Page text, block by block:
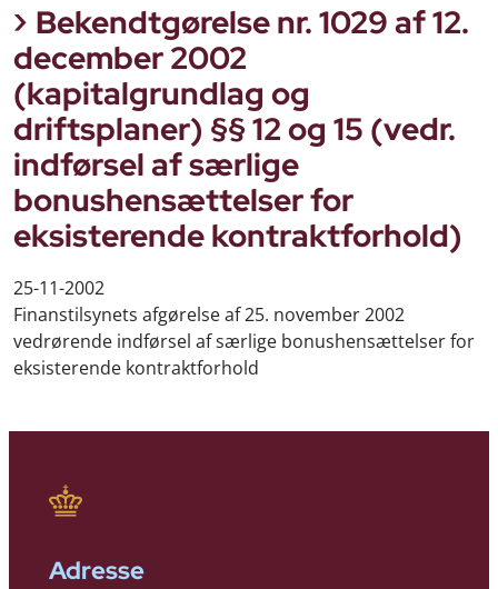
Bekendtgørelse nr. 1029 af 12.
december 2002
(kapitalgrundlag og
driftsplaner) §§ 12 og 15 (vedr.
indførsel af særlige
bonushensættelser for
eksisterende kontraktforhold)
25-11-2002
Finanstilsynets afgørelse af 25. november 2002
vedrørende indførsel af særlige bonushensættelser for
eksisterende kontraktforhold
Adresse